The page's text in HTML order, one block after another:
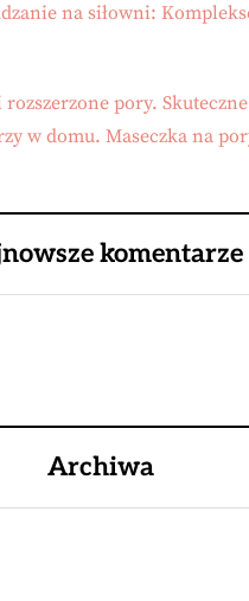
na siłowni:
pory. Skuteczne
w domu. Maseczka na
komentarze
Archiwa